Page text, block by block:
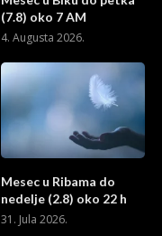
(7.8) oko 7 AM
4. Augusta 2026.
Mesec u Ribama do
nedelje (2.8) oko 22 h
31. Jula 2026.